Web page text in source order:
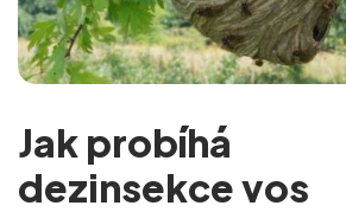
Jak probíhá
dezinsekce vos